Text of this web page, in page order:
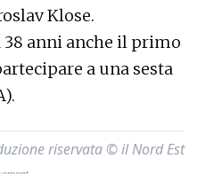
Klose.
38 anni anche il primo
a una sesta
riservata © il Nord Est